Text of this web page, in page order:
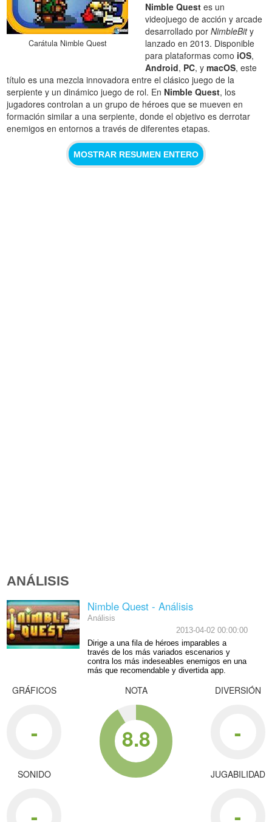
Carátula Nimble Quest
Nimble Quest es un
videojuego de acción y arcade
desarrollado porNimbleBity
lanzado en 2013. Disponible
para plataformas como iOS,
Android, PC, ymacOS, este
título es una mezcla innovadora entre el clásico juego de la
serpiente y un dinámico juego de rol. En Nimble Quest, los
jugadores controlan a un grupo de héroes que se mueven en
formación similar a una serpiente, donde el objetivo es derrotar
enemigos en entornos a través de diferentes etapas.
MOSTRAR RESUMEN ENTERO
ANÁLISIS
Nimble Quest - Análisis
Análisis
2013-04-02 00:00:00
Dirige a una fila de héroes imparables a
través de los más variados escenarios y
contra los más indeseables enemigos en una
más que recomendable y divertida app.
GRÁFICOS
-
SONIDO
-
NOTA
8.8
DIVERSIÓN
-
JUGABILIDAD
-